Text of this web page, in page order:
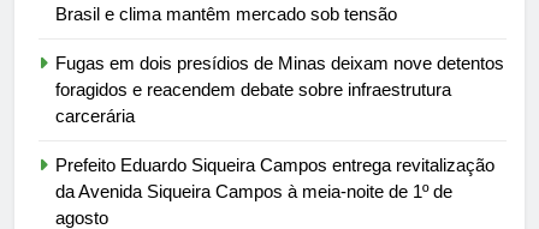
Brasil e clima mantêm mercado sob tensão
Fugas em dois presídios de Minas deixam nove detentos
foragidos e reacendem debate sobre infraestrutura
carcerária
Prefeito Eduardo Siqueira Campos entrega revitalização
da Avenida Siqueira Campos à meia-noite de 1º de
agosto